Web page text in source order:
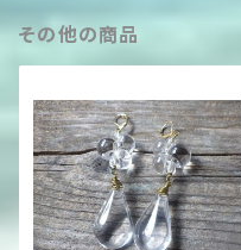
その他の商品